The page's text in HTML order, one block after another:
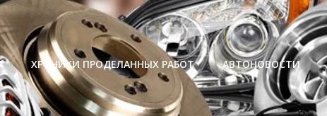
ХРОНИКИ ПРОДЕЛАННЫХ РАБОТ АВТОНОВОСТИ